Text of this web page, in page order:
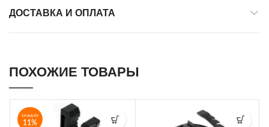
ДОСТАВКА И ОПЛАТА
ПОХОЖИЕ ТОВАРЫ
СКИДКА
11%